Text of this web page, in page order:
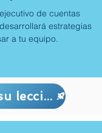
de cuentas
estrategias
a tu equipo.
Reserve su lección